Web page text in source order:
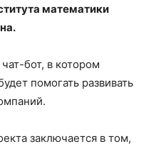
математики
бот, в котором
помогать развивать
заключается в том,